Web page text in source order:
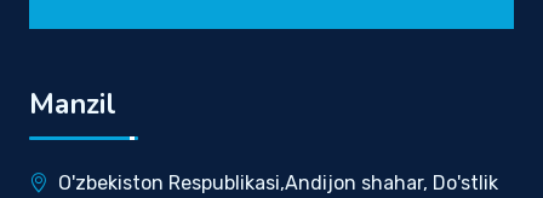
Manzil
O'zbekiston Respublikasi,Andijon shahar, Do'stlik